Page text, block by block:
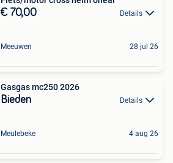
€ 70,00 Details
Meeuwen 28 jul 26
Gasgas mc250 2026
Bieden Details
Meulebeke 4 aug 26